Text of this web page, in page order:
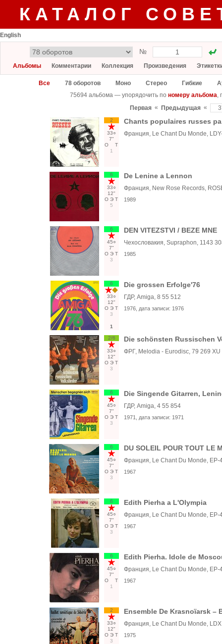
КАТАЛОГ
English
№
Альбомы Комментарии Коллекция Произведения
Все 78 оборотов Моно Стерео Гибкие
75694 альбома — упорядочить по номеру альбома,
Первая « Предыдущая «
2
33○
7"
О
Т
1
Chants populaires russes
Франция, Le Chant Du Monde,
6
33○
12"
О Э Т
5
De Lenine a Lennon
Франция, New Rose Records,
1989
6
45○
7"
О Э Т
3
DEN VITEZSTVI / BEZE MNE
Чехословакия, Supraphon, 1143
1985
6
33○
12"
О Э Т
3
1
Die grossen Erfolge'76
ГДР, Amiga, 8 55 512
1976 , дата записи: 1976
2/6
33○
12"
О Э Т
3
Die schönsten Russischen
ФРГ, Melodia - Eurodisc, 79 269 XU
6
45○
7"
О Э Т
3
Die Singende Gitarren,
ГДР, Amiga, 4 55 854
1971 , дата записи: 1971
6
45○
7"
О Э Т
3
DU SOLEIL POUR TOUT LE
Франция, Le Chant Du Monde, EP-
1967
6
45○
7"
О Э Т
3
Edith Pierha a L'Olympia
Франция, Le Chant Du Monde, EP-
1967
6
45○
7"
О
Т
1
Edith Pierha. Idole de
Франция, Le Chant Du Monde, EP-
1967
2
33○
12"
О Э Т
3
Ensemble De Krasnoïarsk –
Франция, Le Chant Du Monde,
1975